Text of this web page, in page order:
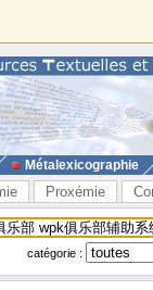
Métalexicographie
Proxémie
catégorie :